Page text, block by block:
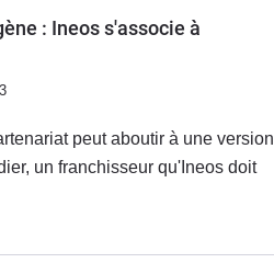
: Ineos s'associe à
peut aboutir à une version
un franchisseur qu'Ineos doit